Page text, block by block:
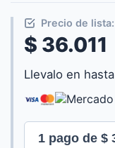
Precio de lista:
$ 36.011
Llevalo en hasta